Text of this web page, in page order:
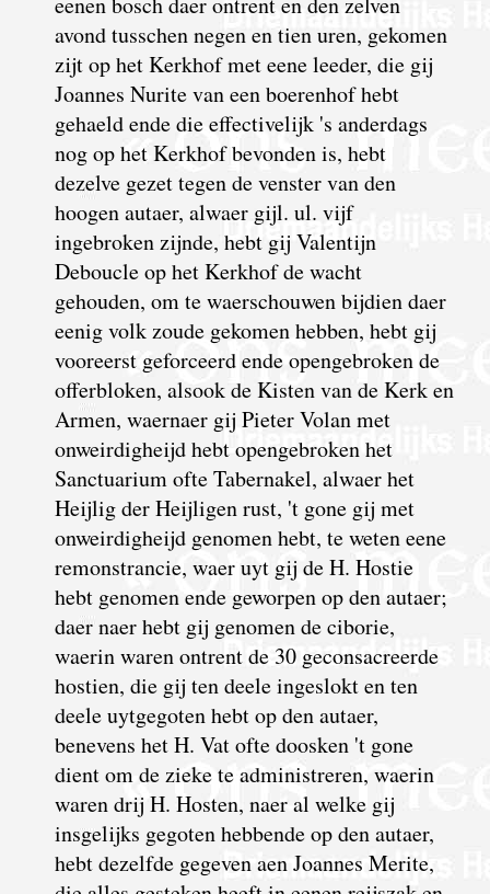
avond tusschen negen en tien uren, gekomen
zijt op het Kerkhof met eene leeder, die gij
Joannes Nurite van een boerenhof hebt
gehaeld ende die effectivelijk 's anderdags
nog op het Kerkhof bevonden is, hebt
dezelve gezet tegen de venster van den
hoogen autaer, alwaer gijl. ul. vijf
ingebroken zijnde, hebt gij Valentijn
Deboucle op het Kerkhof de wacht
gehouden, om te waerschouwen bijdien daer
eenig volk zoude gekomen hebben, hebt gij
vooreerst geforceerd ende opengebroken de
offerbloken, alsook de Kisten van de Kerk en
Armen, waernaer gij Pieter Volan met
onweirdigheijd hebt open­gebroken het
Sanctuarium ofte Taber­nakel, alwaer het
Heijlig der Heijligen rust, 't gone gij met
onweirdigheijd genomen hebt, te weten eene
remon­strancie, waer uyt gij de H. Hostie
hebt genomen ende geworpen op den autaer;
daer naer hebt gij genomen de ciborie,
waerin waren ontrent de 30 geconsacreerde
hostien, die gij ten deele ingeslokt en ten
deele uytge­goten hebt op den autaer,
benevens het H. Vat ofte doosken 't gone
dient om de zieke te administreren, waerin
waren drij H. Hosten, naer al welke gij
insgelijks gegoten hebbende op den autaer,
hebt dezelfde gegeven aen Joannes Merite,